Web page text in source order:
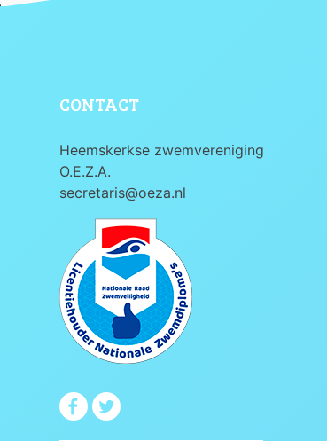
CONTACT
Heemskerkse zwemvereniging
O.E.Z.A.
secretaris@oeza.nl